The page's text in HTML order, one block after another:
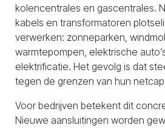
kolencentrales en gascentrales.
kabels en transformatoren
verwerken: zonneparken,
warmtepompen, elektrische
elektrificatie. Het gevolg is dat
tegen de grenzen van hun
Voor bedrijven betekent dit
Nieuwe aansluitingen worden